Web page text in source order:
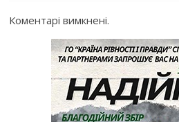
Коментарі вимкнені.